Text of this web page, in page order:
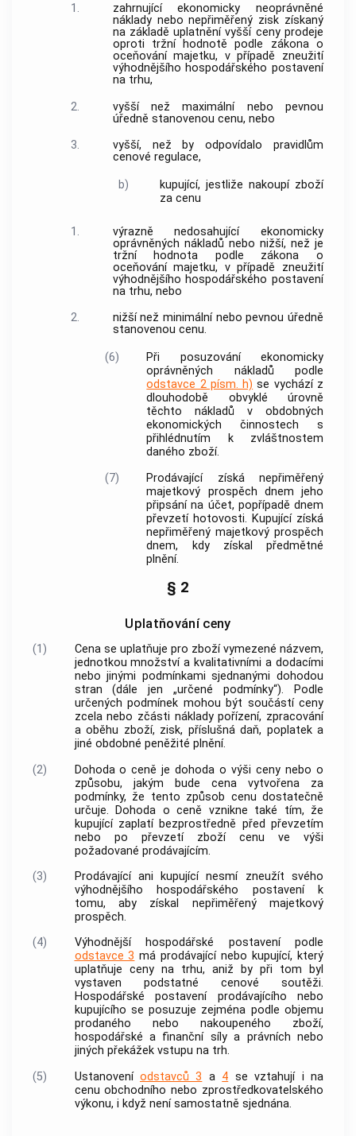
1.
zahrnující ekonomicky neoprávněné
náklady nebo nepřiměřený zisk získaný
na základě uplatnění vyšší cenyprodeje
oproti tržní hodnotě podle zákona o
oceňování majetku, v případě zneužití
výhodnějšího hospodářského postavení
na trhu,
2.
vyšší než maximální nebo pevnou
úředně stanovenou cenu, nebo
3.
vyšší, než by odpovídalo pravidlům
cenové regulace,
b) kupující, jestliže nakoupí zboží
zacenu
1. výrazně nedosahující ekonomicky
oprávněných nákladů nebo nižší, než je
tržní hodnota podle zákona o
oceňování majetku, v případě zneužití
výhodnějšího hospodářského postavení
na trhu, nebo
2.
nižší než minimální nebo pevnou úředně
stanovenou cenu.
(6) Při posuzování ekonomicky
oprávněných nákladů podle
odstavce 2 písm. h) se vychází z
dlouhodobě obvyklé úrovně
těchto nákladů v obdobných
ekonomických činnostech s
přihlédnutím k zvláštnostem
daného zboží.
(7)
Prodávajícízíská nepřiměřený
majetkový prospěch dnem jeho
připsání na účet, popřípadě dnem
převzetí hotovosti. Kupujícízíská
nepřiměřený majetkový prospěch
dnem, kdy získal předmětné
plnění.
§ 2
Uplatňování ceny
(1) Cenase uplatňuje pro zbožívymezené názvem,
jednotkou množství a kvalitativními a dodacími
nebo jinými podmínkami sjednanými dohodou
stran (dále jen „určené podmínky“). Podle
určených podmínek mohou být součástí ceny
zcela nebo zčásti náklady pořízení, zpracování
a oběhu zboží, zisk, příslušná daň, poplatek a
jiné obdobné peněžité plnění.
(2)
Dohoda oceně je dohoda o výšiceny nebo o
způsobu, jakým bude cenavytvořena za
podmínky, že tento způsob cenu dostatečně
určuje. Dohoda o ceně vznikne také tím, že
kupující zaplatí bezprostředně před převzetím
nebo po převzetí zboží cenu ve výši
požadované prodávajícím.
(3)
Prodávající ani kupující nesmí zneužít svého
výhodnějšího hospodářského postavení k
tomu, aby získal nepřiměřený majetkový
prospěch.
(4)
Výhodnější hospodářské postavení podle
odstavce 3 máprodávající nebokupující, který
uplatňuje cenyna trhu, aniž by při tom byl
vystaven podstatné cenové soutěži.
Hospodářské postavení prodávajícího nebo
kupujícího se posuzuje zejména podle objemu
prodaného nebo nakoupeného zboží,
hospodářské a finanční síly a právních nebo
jiných překážek vstupu na trh.
(5)
Ustanovení odstavců 3 a 4 se vztahují i na
cenu obchodního nebo zprostředkovatelského
výkonu, i když není samostatně sjednána.